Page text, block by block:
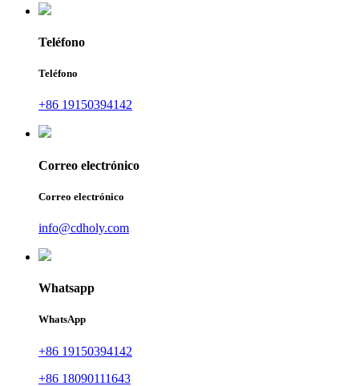
Teléfono
Teléfono
+86 19150394142
Correo electrónico
Correo electrónico
info@cdholy.com
Whatsapp
WhatsApp
+86 19150394142
+86 18090111643